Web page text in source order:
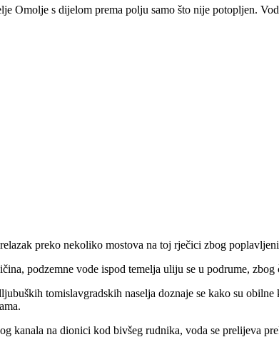
Omolje s dijelom prema polju samo što nije potopljen.
preko nekoliko mostova na toj rječici zbog
podzemne vode ispod temelja uliju se u podrume,
tomislavgradskih naselja doznaje se kako su
kanala na dionici kod bivšeg rudnika, voda se prelijeva